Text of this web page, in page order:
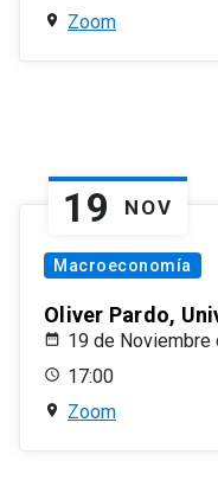
Zoom
19 NOV
Macroeconomía
Oliver Pardo,
19 de Noviembre
17:00
Zoom